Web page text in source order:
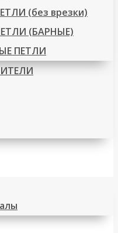
(без врезки)
(БАРНЫЕ)
ПЕТЛИ